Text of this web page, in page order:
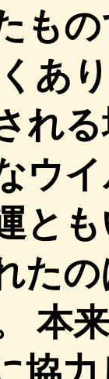
も
あ
れ
ウ
と
た
本